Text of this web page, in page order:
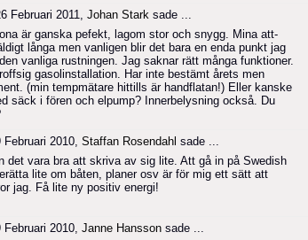
Februari 2011, Johan Stark sade ...
är ganska pefekt, lagom stor och snygg. Mina att-
långa men vanligen blir det bara en enda punkt jag
vanliga rustningen. Jag saknar rätt många funktioner.
gasolinstallation. Har inte bestämt årets men
(min tempmätare hittills är handflatan!) Eller kanske
säck i fören och elpump? Innerbelysning också. Du
2010, Staffan Rosendahl sade ...
det vara bra att skriva av sig lite. Att gå in på Swedish
lite om båten, planer osv är för mig ett sätt att
jag. Få lite ny positiv energi!
2010, Janne Hansson sade ...